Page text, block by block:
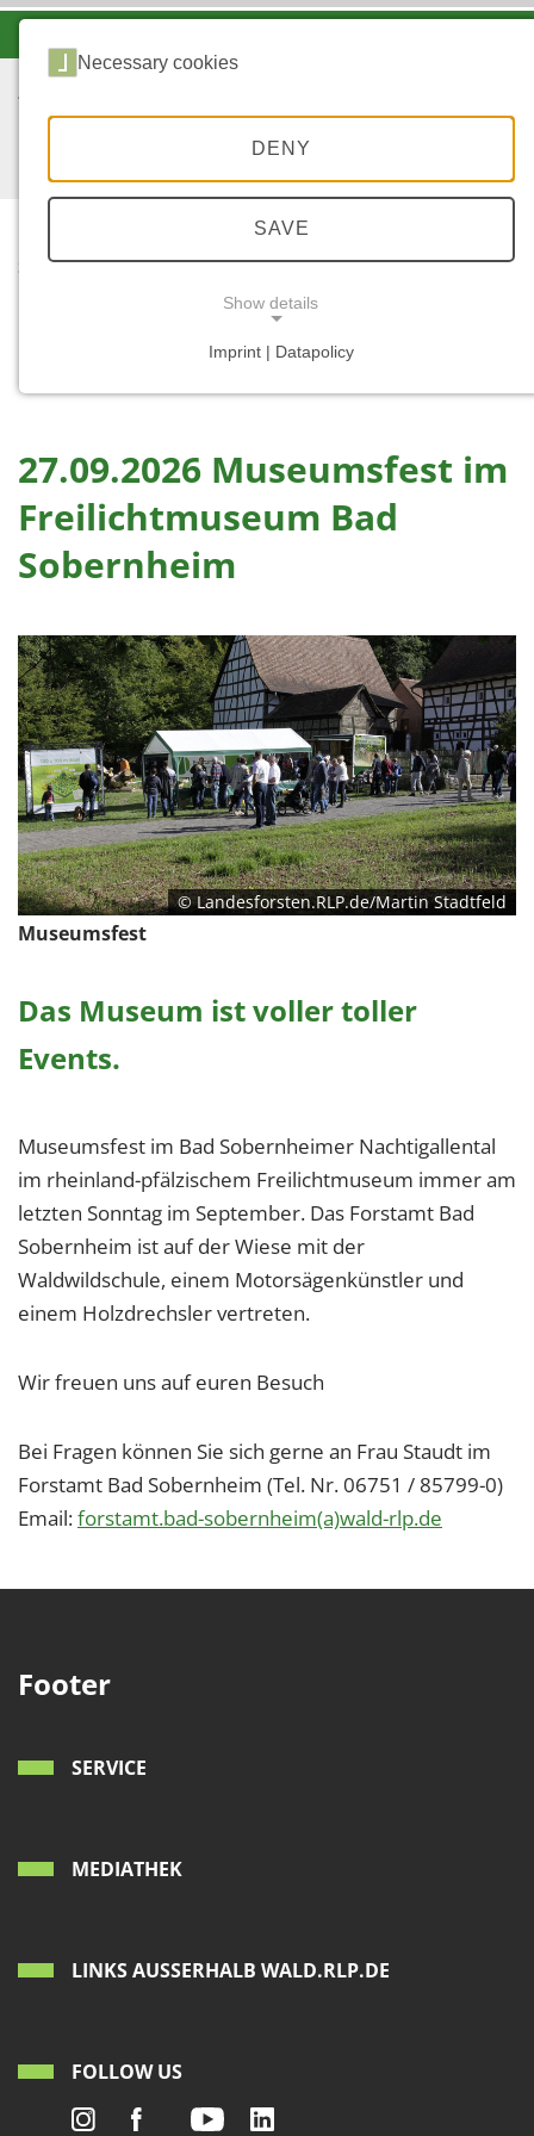
START
...
FREILICHTMUSEUM IN
27.09.2026 Museumsfest im
Freilichtmuseum Bad
Sobernheim
© Landesforsten.RLP.de/Martin Stadtfeld
Museumsfest
Das Museum ist voller toller
Events.
Museumsfest im Bad Sobernheimer Nachtigallental
im rheinland-pfälzischem Freilichtmuseum immer am
letzten Sonntag im September. Das Forstamt Bad
Sobernheim ist auf der Wiese mit der
Waldwildschule, einem Motorsägenkünstler und
einem Holzdrechsler vertreten.
Wir freuen uns auf euren Besuch
Bei Fragen können Sie sich gerne an Frau Staudt im
Forstamt Bad Sobernheim (Tel. Nr. 06751 / 85799-0)
Email:forstamt.bad-sobernheim(a)wald-rlp.de
Footer
SERVICE
MEDIATHEK
LINKS AUSSERHALB WALD.RLP.DE
FOLLOW US
Necessary cookies
DENY
SAVE
Show details
Imprint | Datapolicy